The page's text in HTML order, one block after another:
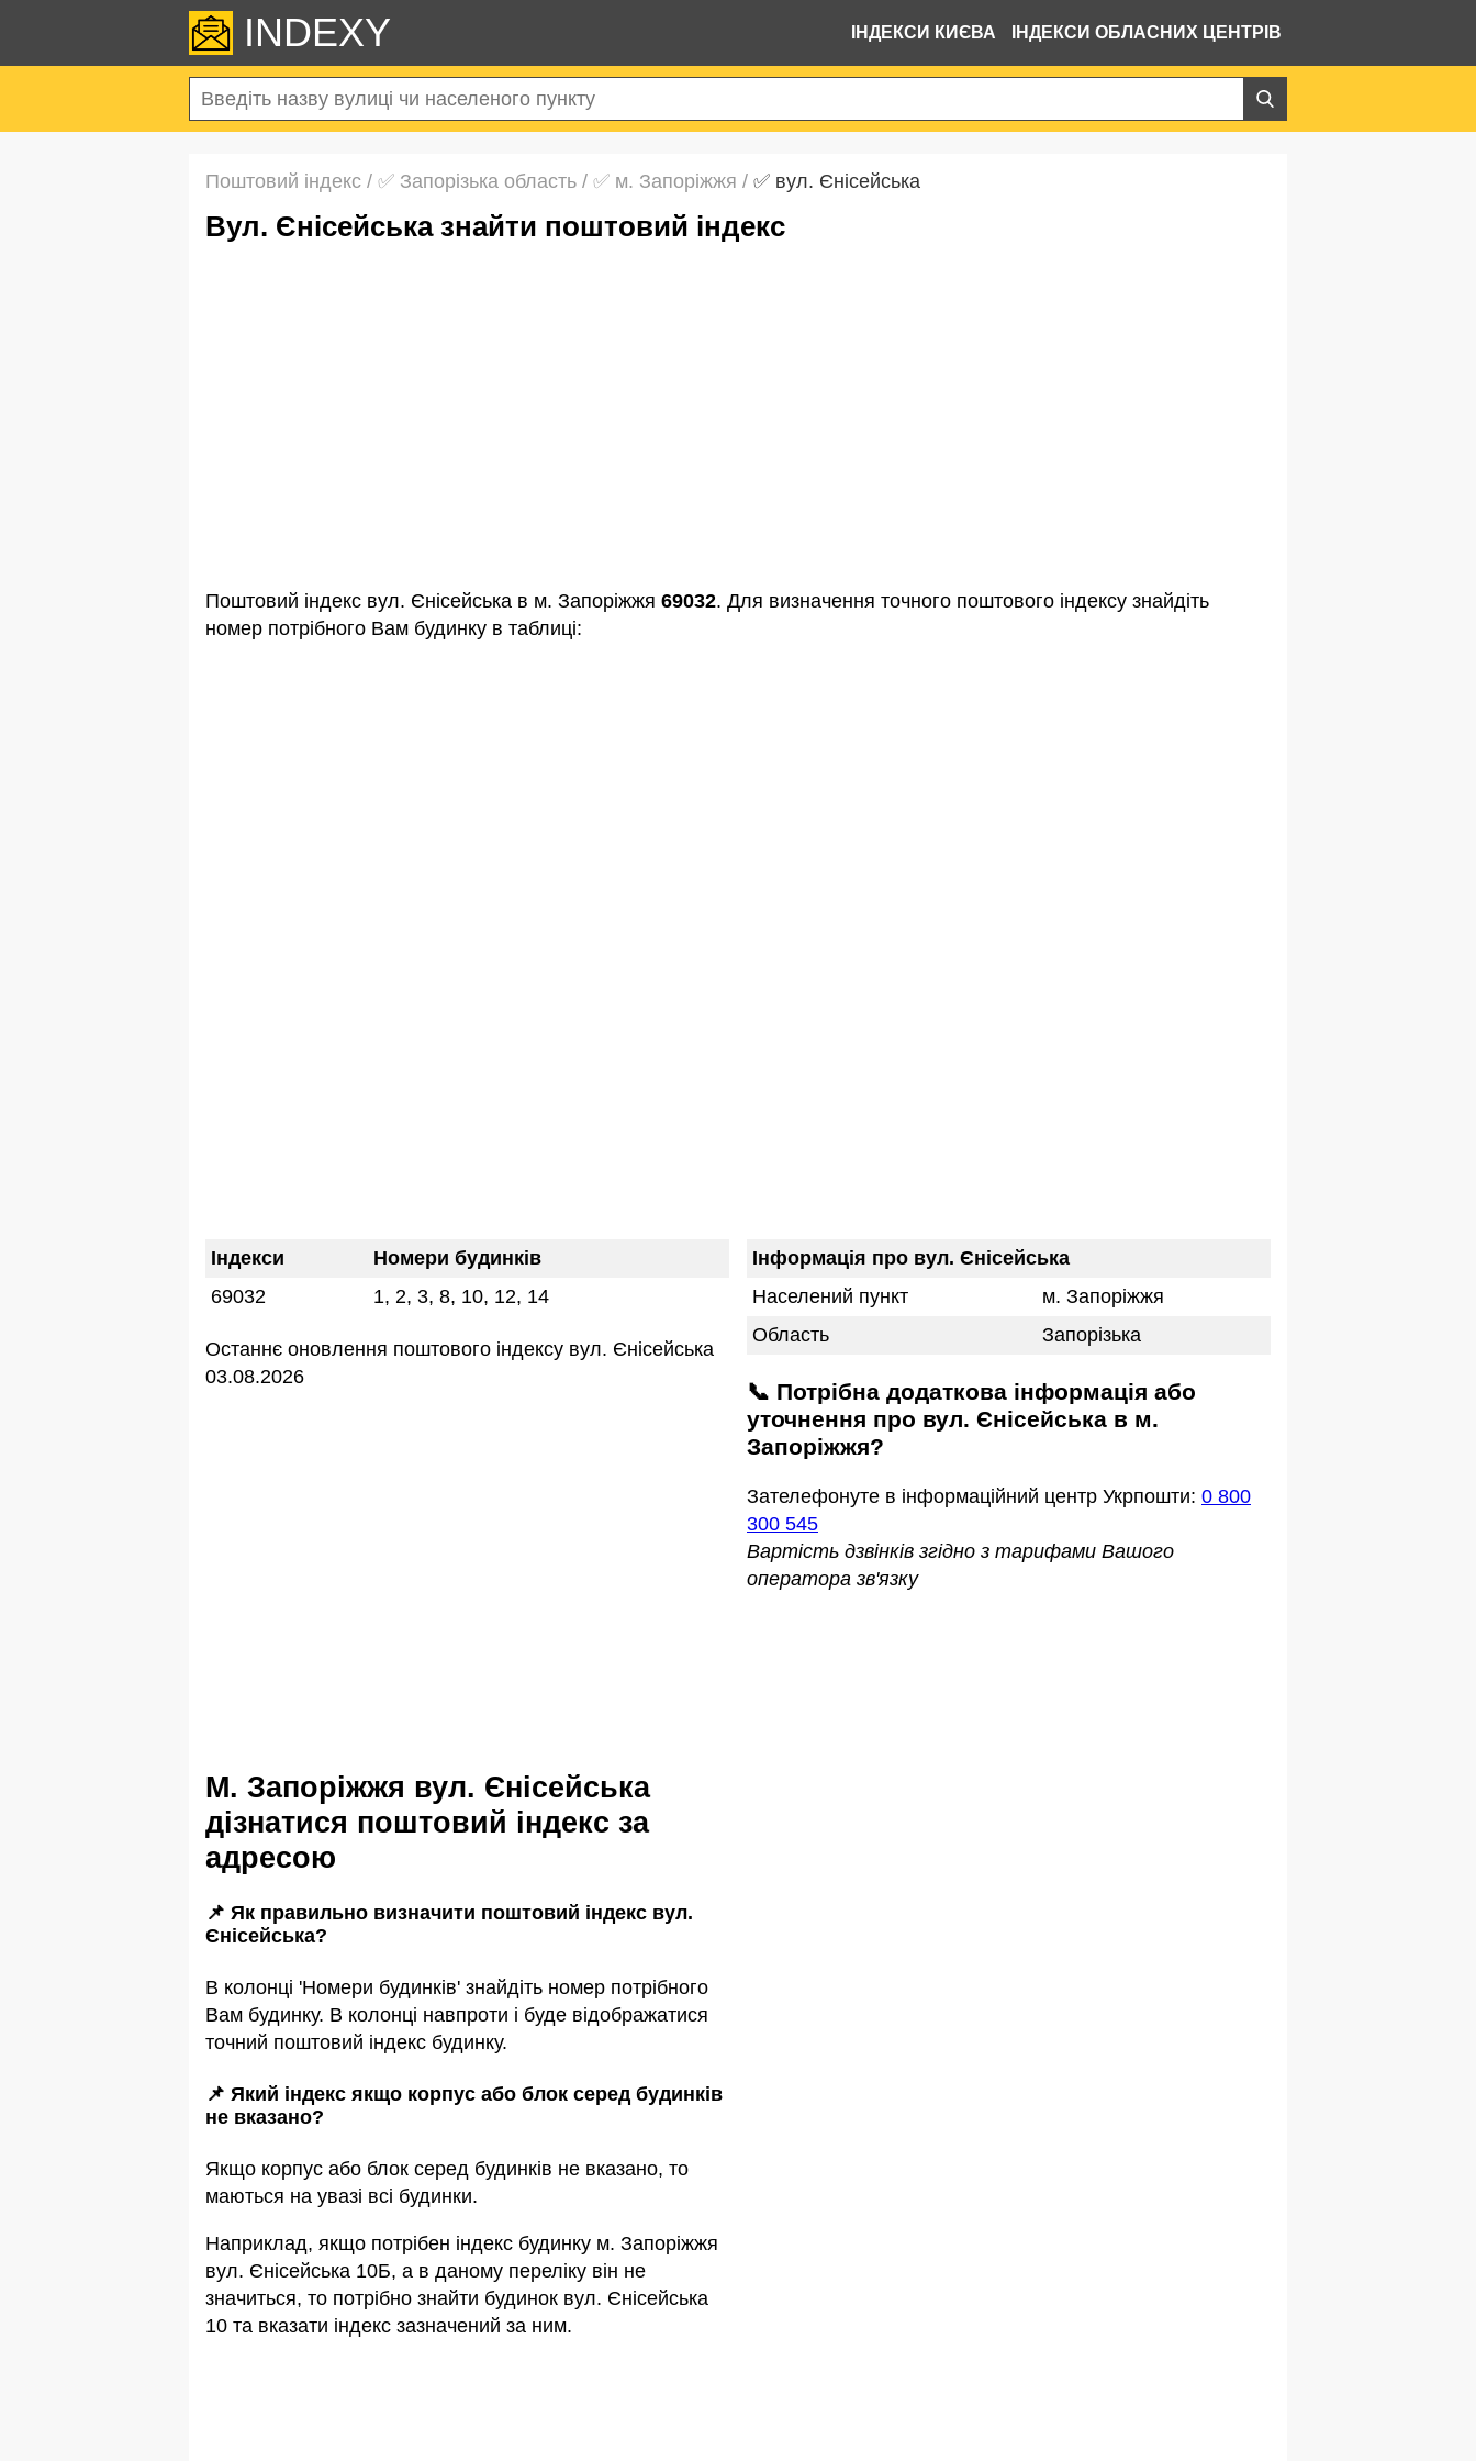
INDEXY ІНДЕКСИ КИЄВА ІНДЕКСИ ОБЛАСНИХ ЦЕНТРІВ
Поштовий індекс / ✅ Запорізька область / ✅ м. Запоріжжя / ✅ вул. Єнісейська
вул. Єнісейська знайти поштовий індекс
Поштовий індекс вул. Єнісейська в м. Запоріжжя 69032. Для визначення точного поштового індексу знайдіть
номер потрібного Вам будинку в таблиці:
Індекси
Номери будинків
69032
1, 2, 3, 8, 10, 12, 14
Останнє оновлення поштового індексу вул. Єнісейська
03.08.2026
м. Запоріжжя вул. Єнісейська
дізнатися поштовий індекс за
адресою
📌 Як правильно визначити поштовий індекс вул.
Єнісейська?
В колонці 'Номери будинків' знайдіть номер потрібного
Вам будинку. В колонці навпроти і буде відображатися
точний поштовий індекс будинку.
📌 Який індекс якщо корпус або блок серед будинкiв
не вказано?
Якщо корпус або блок серед будинкiв не вказано, то
маються на увазi всi будинки.
Наприклад, якщо потрiбен індекс будинку м. Запоріжжя
вул. Єнісейська 10Б, а в даному переліку він не
значиться, то потрібно знайти будинок вул. Єнісейська
10 та вказати індекс зазначений за ним.
Інформація про вул. Єнісейська
Населений пункт
м. Запоріжжя
Область
Запорізька
📞 Потрібна додаткова інформація або
уточнення про вул. Єнісейська в м.
Запоріжжя?
Зателефонуте в інформаційний центр Укрпошти: 0 800
300 545
Вартість дзвінків згідно з тарифами Вашого
оператора зв'язку